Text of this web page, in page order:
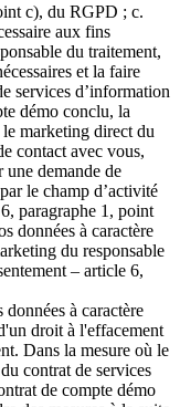
c), du RGPD ; c.
aux fins
du traitement,
et la faire
services d’information
démo conclu, la
marketing direct du
contact avec vous,
une demande de
le champ d’activité
paragraphe 1, point
données à caractère
du responsable
– article 6,
à caractère
droit à l'effacement
Dans la mesure où le
contrat de services
de compte démo